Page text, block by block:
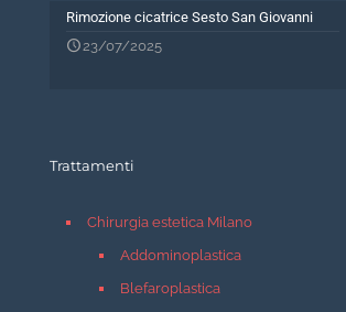
Rimozione cicatrice Sesto San Giovanni
23/07/2025
Trattamenti
Chirurgia estetica Milano
Addominoplastica
Blefaroplastica